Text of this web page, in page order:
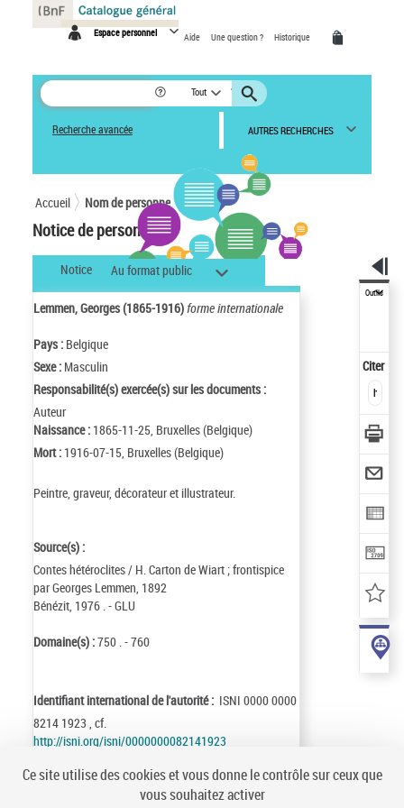
Espace personnel Aide Une question ? Historique
Tout
Recherche avancée AUTRES RECHERCHES
Accueil Nom de personne
Notice de personne
Notice Au format public
Lemmen, Georges (1865-1916)forme internationale
Pays : Belgique
Sexe : Masculin
Responsabilité(s) exercée(s) sur les documents :
Auteur
Naissance : 1865-11-25, Bruxelles (Belgique)
Mort : 1916-07-15, Bruxelles (Belgique)
Peintre, graveur, décorateur et illustrateur.
Source(s) :
Contes hétéroclites / H. Carton de Wiart ; frontispice
par Georges Lemmen, 1892
Bénézit, 1976 . - GLU
Domaine(s) :750 . - 760
Identifiant international de l'autorité : ISNI 0000 0000
8214 1923 , cf.
http://isni.org/isni/0000000082141923
Notice n° :FRBNF12215209
Mise à jour :23/04/17
Outils
Citer
Panneau de gestion des cookies
Ce site utilise des cookies et vous donne le contrôle sur ceux que
vous souhaitez activer